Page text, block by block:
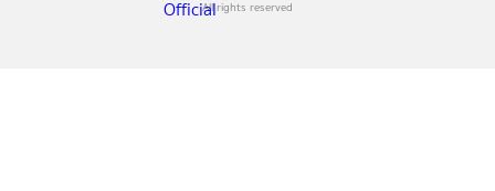
All rights reserved